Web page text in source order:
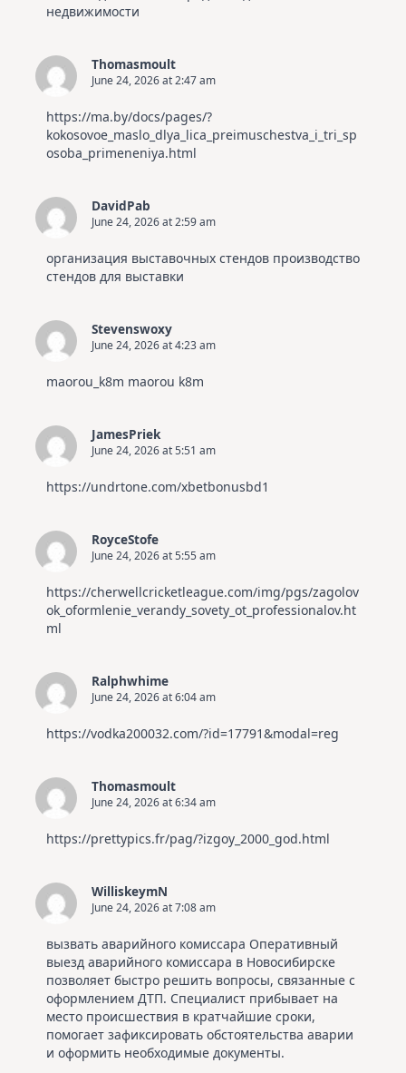
недвижимости
Thomasmoult
June 24, 2026 at 2:47 am
https://ma.by/docs/pages/?
kokosovoe_maslo_dlya_lica_preimuschestva_i_tri_sp
osoba_primeneniya.html
DavidPab
June 24, 2026 at 2:59 am
организация выставочных стендовпроизводство
стендов для выставки
Stevenswoxy
June 24, 2026 at 4:23 am
maorou_k8m maorou k8m
JamesPriek
June 24, 2026 at 5:51 am
https://undrtone.com/xbetbonusbd1
RoyceStofe
June 24, 2026 at 5:55 am
https://cherwellcricketleague.com/img/pgs/zagolov
ok_oformlenie_verandy_sovety_ot_professionalov.ht
ml
Ralphwhime
June 24, 2026 at 6:04 am
https://vodka200032.com/?id=17791&modal=reg
Thomasmoult
June 24, 2026 at 6:34 am
https://prettypics.fr/pag/?izgoy_2000_god.html
WilliskeymN
June 24, 2026 at 7:08 am
вызвать аварийного комиссара Оперативный
выезд аварийного комиссара в Новосибирске
позволяет быстро решить вопросы, связанные с
оформлением ДТП. Специалист прибывает на
место происшествия в кратчайшие сроки,
помогает зафиксировать обстоятельства аварии
и оформить необходимые документы.